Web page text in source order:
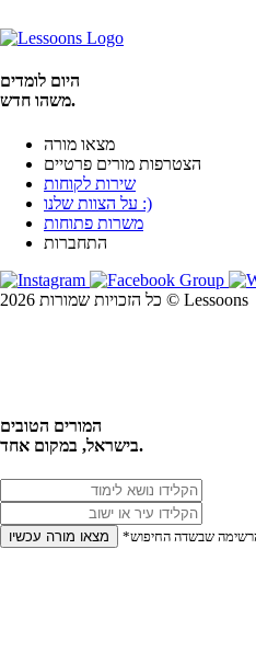
היום לומדים
משהו חדש.
מצאו מורה
הצטרפות מורים פרטיים
שירות לקוחות
על הצוות שלנו :)
משרות פתוחות
התחברות
כל הזכויות שמורות 2026 © Lessoons
המורים הטובים
בישראל, במקום אחד.
מצאו מורה עכשיו שבשדה החיפוש